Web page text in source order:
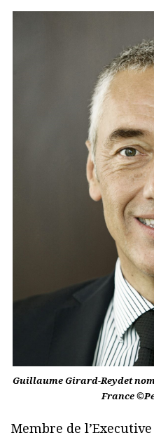
Guillaume Girard-Reydet
France
Membre de